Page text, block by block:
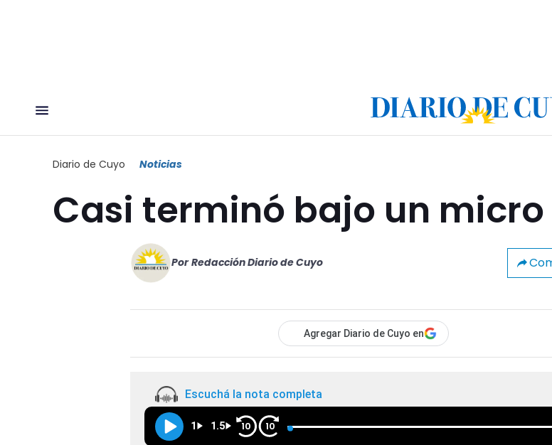
Diario de Cuyo Noticias
Casi terminó bajo un micro
Por Redacción Diario de Cuyo
Agregar Diario de Cuyo en
Escuchá la nota completa
1 1.5 10 10